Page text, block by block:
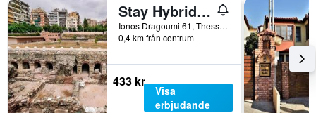
Stay Hybrid Youth Hostel
Ionos Dragoumi 61, Thessaloníki, Grekland
0,4 km från centrum
433 kr
Visa
erbjudande